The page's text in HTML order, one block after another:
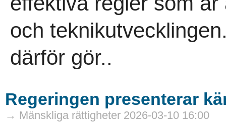
och
därför gör..
Regeringen presenterar
→ Mänskliga rättigheter 2026-03-10 16:00